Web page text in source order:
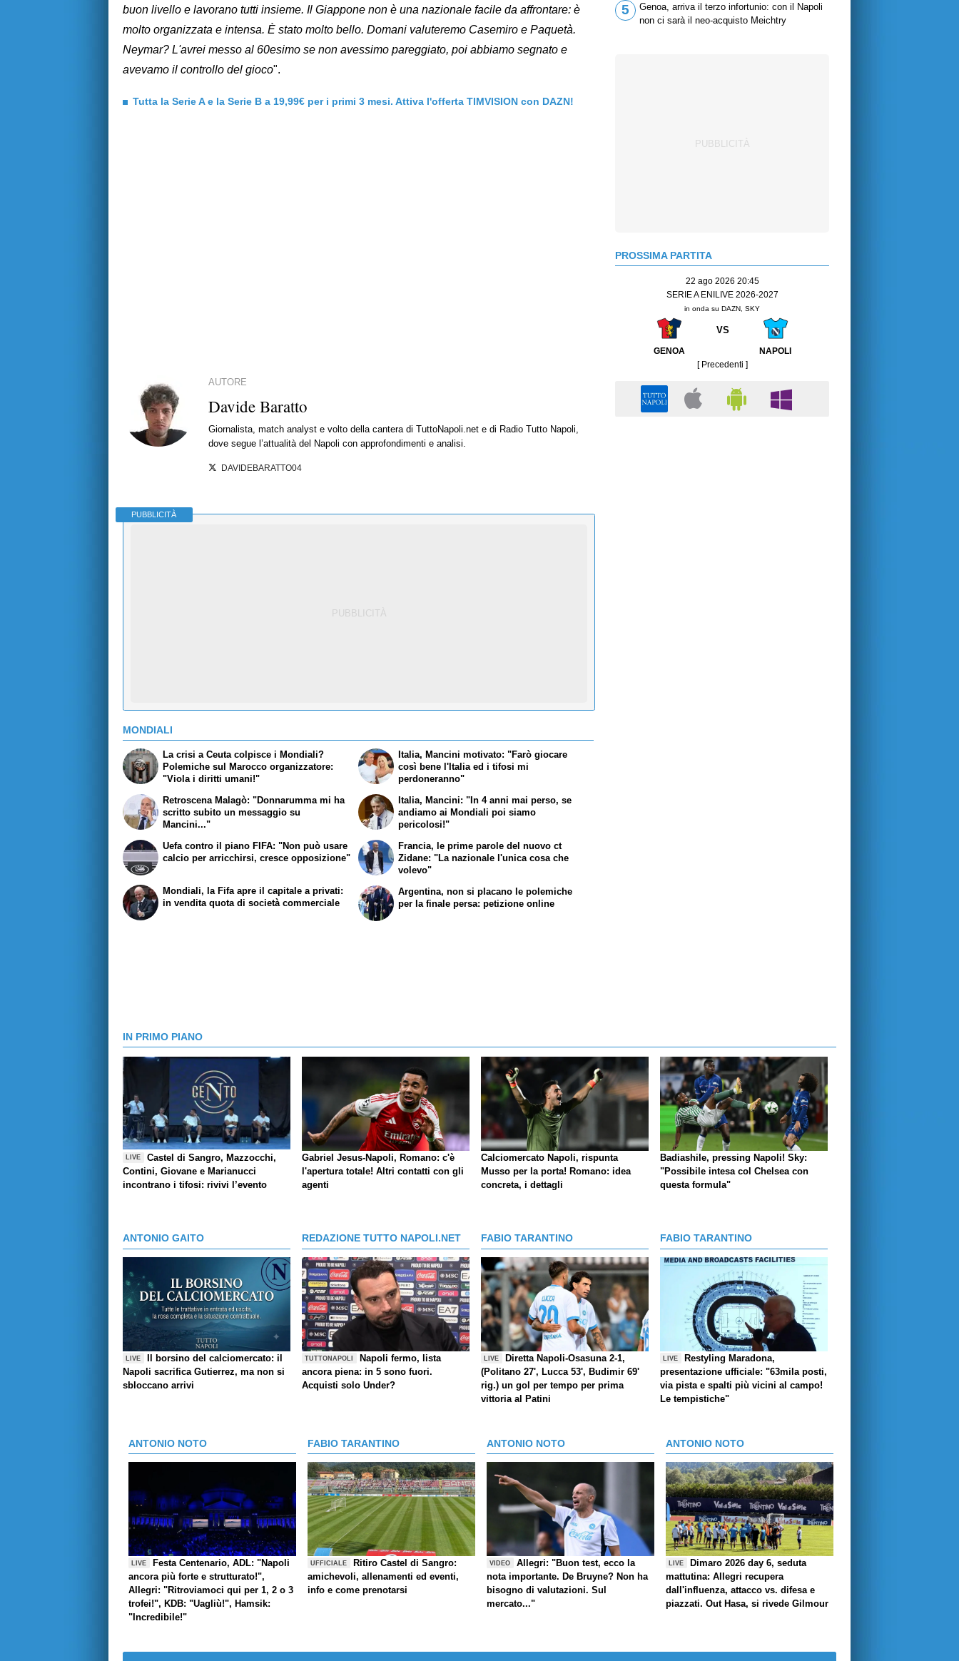
buon livello e lavorano tutti insieme. Il Giappone non è una nazionale facile da affrontare: è
molto organizzata e intensa. È stato molto bello. Domani valuteremo Casemiro e Paquetà.
Neymar? L'avrei messo al 60esimo se non avessimo pareggiato, poi abbiamo segnato e
avevamo il controllo del gioco".
Tutta la Serie A e la Serie B a 19,99€ per i primi 3 mesi. Attiva l'offerta TIMVISION con DAZN!
AUTORE
Davide Baratto
Giornalista, match analyst e volto della cantera di TuttoNapoli.net e di Radio Tutto Napoli,
dove segue l’attualità del Napoli con approfondimenti e analisi.
DAVIDEBARATTO04
PUBBLICITÀ
MONDIALI
La crisi a Ceuta colpisce i Mondiali?
Polemiche sul Marocco organizzatore:
"Viola i diritti umani!"
Retroscena Malagò: "Donnarumma mi ha
scritto subito un messaggio su
Mancini..."
Italia, Mancini motivato: "Farò giocare
così bene l'Italia ed i tifosi mi
perdoneranno"
Italia, Mancini: "In 4 anni mai perso, se
andiamo ai Mondiali poi siamo
pericolosi!"
Uefa contro il piano FIFA: "Non può usare
calcio per arricchirsi, cresce opposizione"
Mondiali, la Fifa apre il capitale a privati:
in vendita quota di società commerciale
Francia, le prime parole del nuovo ct
Zidane: "La nazionale l'unica cosa che
volevo"
Argentina, non si placano le polemiche
per la finale persa: petizione online
5
Genoa, arriva il terzo infortunio: con il Napoli
non ci sarà il neo-acquisto Meichtry
PROSSIMA PARTITA
22 ago 2026 20:45
SERIE A ENILIVE 2026-2027
in onda su DAZN, SKY
VS
GENOA
NAPOLI
[ Precedenti ]
IN PRIMO PIANO
LIVE
Castel di Sangro, Mazzocchi,
Contini, Giovane e Marianucci
incontrano i tifosi: rivivi l’evento
Gabriel Jesus-Napoli, Romano: c'è
l'apertura totale! Altri contatti con gli
agenti
Calciomercato Napoli, rispunta
Musso per la porta! Romano: idea
concreta, i dettagli
Badiashile, pressing Napoli! Sky:
"Possibile intesa col Chelsea con
questa formula"
ANTONIO GAITO
LIVE
Il borsino del calciomercato: il
Napoli sacrifica Gutierrez, ma non si
sbloccano arrivi
REDAZIONE TUTTO NAPOLI.NET
TUTTONAPOLI
Napoli fermo, lista
ancora piena: in 5 sono fuori.
Acquisti solo Under?
FABIO TARANTINO
LIVE
Diretta Napoli-Osasuna 2-1,
(Politano 27', Lucca 53', Budimir 69'
rig.) un gol per tempo per prima
vittoria al Patini
FABIO TARANTINO
LIVE
Restyling Maradona,
presentazione ufficiale: "63mila posti,
via pista e spalti più vicini al campo!
Le tempistiche"
ANTONIO NOTO
LIVE
Festa Centenario, ADL: "Napoli
ancora più forte e strutturato!",
Allegri: "Ritroviamoci qui per 1, 2 o 3
trofei!", KDB: "Uagliù!", Hamsik:
"Incredibile!"
FABIO TARANTINO
UFFICIALE
Ritiro Castel di Sangro:
amichevoli, allenamenti ed eventi,
info e come prenotarsi
ANTONIO NOTO
VIDEO
Allegri: "Buon test, ecco la
nota importante. De Bruyne? Non ha
bisogno di valutazioni. Sul
mercato..."
ANTONIO NOTO
LIVE
Dimaro 2026 day 6, seduta
mattutina: Allegri recupera
dall'influenza, attacco vs. difesa e
piazzati. Out Hasa, si rivede Gilmour